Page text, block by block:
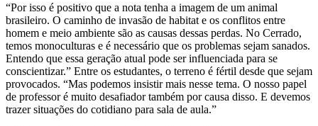
“Por isso é positivo que a nota tenha a imagem de um animal
brasileiro. O caminho de invasão de habitat e os conflitos entre
homem e meio ambiente são as causas dessas perdas. No Cerrado,
temos monoculturas e é necessário que os problemas sejam sanados.
Entendo que essa geração atual pode ser influenciada para se
conscientizar.” Entre os estudantes, o terreno é fértil desde que sejam
provocados. “Mas podemos insistir mais nesse tema. O nosso papel
de professor é muito desafiador também por causa disso. E devemos
trazer situações do cotidiano para sala de aula.”